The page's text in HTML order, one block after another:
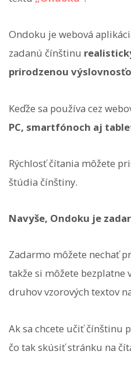
Ondoku je webová
zadanú čínštinu
prirodzenou
Keďže sa používa cez
PC, smartfónoch aj
Rýchlosť čítania môžete
štúdia čínštiny.
Navyše, Ondoku je
Zadarmo môžete nechať
takže si môžete bezplatne
druhov vzorových textov
Ak sa chcete učiť čínštinu
čo tak skúsiť stránku na